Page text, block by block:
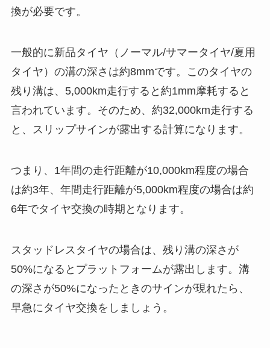
換が必要です。
一般的に新品タイヤ（ノーマル/サマータイヤ/夏用
タイヤ）の溝の深さは約8mmです。このタイヤの
残り溝は、5,000km走行すると約1mm摩耗すると
言われています。そのため、約32,000km走行する
と、スリップサインが露出する計算になります。
つまり、1年間の走行距離が10,000km程度の場合
は約3年、年間走行距離が5,000km程度の場合は約
6年でタイヤ交換の時期となります。
スタッドレスタイヤの場合は、残り溝の深さが
50%になるとプラットフォームが露出します。溝
の深さが50%になったときのサインが現れたら、
早急にタイヤ交換をしましょう。